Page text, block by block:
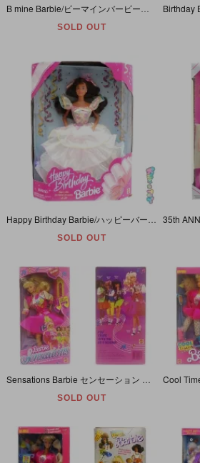
SOLD OUT
SOLD OUT
SOLD OUT